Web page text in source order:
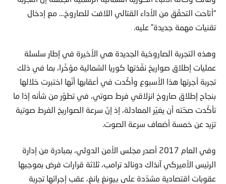
“أتاحت التحقّق من الأداء القتالي اللافت للصاروخ… مع إدخال
تقنيات مهمة جديدة” عليه.
وهذه التجربة الصاروخية الجديدة هي الأخيرة في إطار سلسلة
عمليات إطلاق صواريخ نفّذتها كوريا الشمالية مؤخّرا، بما في ذلك
تجربة أجرتها هذا الأسبوع وأكّدت في أعقابها أنّها اختبرت خلالها
بنجاح إطلاق صاروخ انزلاقي فرط صوتي، في تطوّر من شأنه إذا ما
تأكّدت صحّته أن يغيّر المعادلة، إذ إنّ سرعة الصواريخ الفرط صوتية
تزيد عن خمسة أضعاف سرعة الصوت.
وفي العام 2017 أصدر مجلس الأمن الدولي، بمبادرة من إدارة
الرئيس الأميركي آنذاك دونالد ترامب، ثلاثة قرارات فرض بموجبها
عقوبات اقتصادية مشدّدة على بيونغ يانغ، عقب إجرائها تجربة